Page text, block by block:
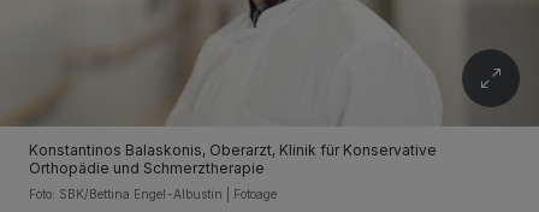
Konstantinos Balaskonis, Oberarzt, Klinik für Konservative
Orthopädie und Schmerztherapie
Foto: SBK/Bettina Engel-Albustin | Fotoage